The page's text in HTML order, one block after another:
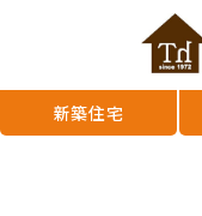
新築住宅